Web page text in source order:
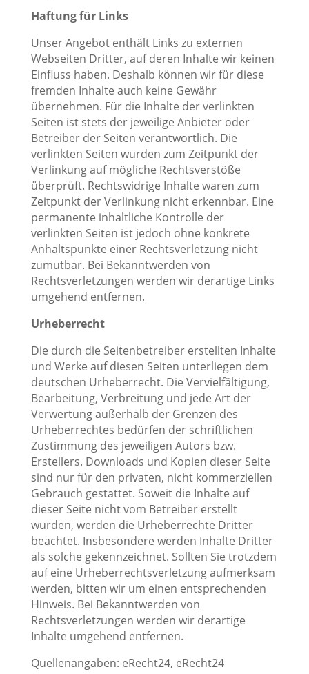
Haftung für Links
Unser Angebot enthält Links zu externen
Webseiten Dritter, auf deren Inhalte wir keinen
Einfluss haben. Deshalb können wir für diese
fremden Inhalte auch keine Gewähr
übernehmen. Für die Inhalte der verlinkten
Seiten ist stets der jeweilige Anbieter oder
Betreiber der Seiten verantwortlich. Die
verlinkten Seiten wurden zum Zeitpunkt der
Verlinkung auf mögliche Rechtsverstöße
überprüft. Rechtswidrige Inhalte waren zum
Zeitpunkt der Verlinkung nicht erkennbar. Eine
permanente inhaltliche Kontrolle der
verlinkten Seiten ist jedoch ohne konkrete
Anhaltspunkte einer Rechtsverletzung nicht
zumutbar. Bei Bekanntwerden von
Rechtsverletzungen werden wir derartige Links
umgehend entfernen.
Urheberrecht
Die durch die Seitenbetreiber erstellten Inhalte
und Werke auf diesen Seiten unterliegen dem
deutschen Urheberrecht. Die Vervielfältigung,
Bearbeitung, Verbreitung und jede Art der
Verwertung außerhalb der Grenzen des
Urheberrechtes bedürfen der schriftlichen
Zustimmung des jeweiligen Autors bzw.
Erstellers. Downloads und Kopien dieser Seite
sind nur für den privaten, nicht kommerziellen
Gebrauch gestattet. Soweit die Inhalte auf
dieser Seite nicht vom Betreiber erstellt
wurden, werden die Urheberrechte Dritter
beachtet. Insbesondere werden Inhalte Dritter
als solche gekennzeichnet. Sollten Sie trotzdem
auf eine Urheberrechtsverletzung aufmerksam
werden, bitten wir um einen entsprechenden
Hinweis. Bei Bekanntwerden von
Rechtsverletzungen werden wir derartige
Inhalte umgehend entfernen.
Quellenangaben: eRecht24, eRecht24